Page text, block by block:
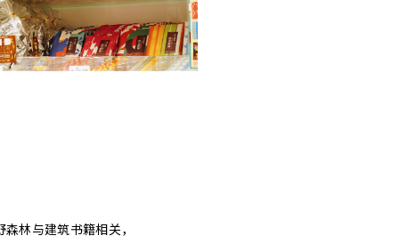
林与建筑书籍相关，